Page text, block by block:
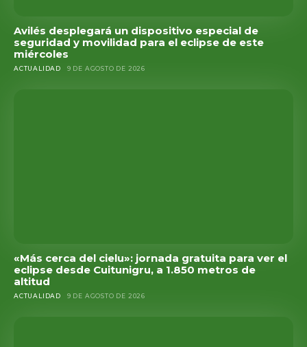
Avilés desplegará un dispositivo especial de
seguridad y movilidad para el eclipse de este
miércoles
ACTUALIDAD 9 DE AGOSTO DE 2026
«Más cerca del cielu»: jornada gratuita para ver el
eclipse desde Cuitunigru, a 1.850 metros de
altitud
ACTUALIDAD 9 DE AGOSTO DE 2026